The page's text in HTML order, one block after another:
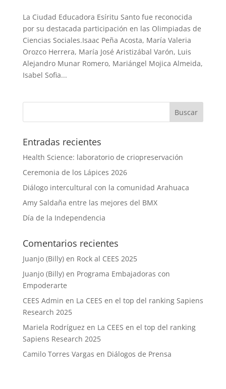
La Ciudad Educadora Esíritu Santo fue reconocida
por su destacada participación en las Olimpiadas de
Ciencias Sociales.Isaac Peña Acosta, María Valeria
Orozco Herrera, María José Aristizábal Varón, Luis
Alejandro Munar Romero, Mariángel Mojica Almeida,
Isabel Sofia...
Entradas recientes
Health Science: laboratorio de criopreservación
Ceremonia de los Lápices 2026
Diálogo intercultural con la comunidad Arahuaca
Amy Saldaña entre las mejores del BMX
Día de la Independencia
Comentarios recientes
Juanjo (Billy)en Rock al CEES 2025
Juanjo (Billy)en Programa Embajadoras con
Empoderarte
CEES Admin en La CEES en el top del ranking Sapiens
Research 2025
Mariela Rodríguez en La CEES en el top del ranking
Sapiens Research 2025
Camilo Torres Vargas en Diálogos de Prensa